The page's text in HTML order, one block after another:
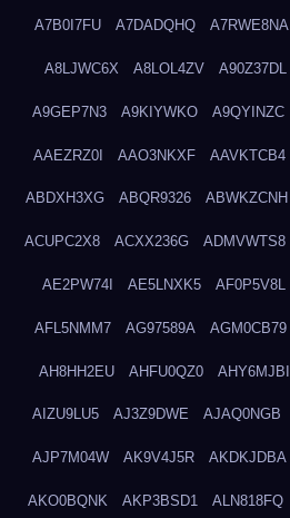
A7B0I7FU A7DADQHQ A7RWE8NA
A8LJWC6X A8LOL4ZV A90Z37DL
A9GEP7N3 A9KIYWKO A9QYINZC
AAEZRZ0I AAO3NKXF AAVKTCB4
ABDXH3XG ABQR9326 ABWKZCNH
ACUPC2X8 ACXX236G ADMVWTS8
AE2PW74I AE5LNXK5 AF0P5V8L
AFL5NMM7 AG97589A AGM0CB79
AH8HH2EU AHFU0QZ0 AHY6MJBI
AIZU9LU5 AJ3Z9DWE AJAQ0NGB
AJP7M04W AK9V4J5R AKDKJDBA
AKO0BQNK AKP3BSD1 ALN818FQ